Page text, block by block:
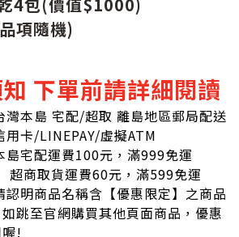
項隨機)
下單前請詳細閱讀
灣本島 宅配/超取 離島地區郵局配送
用卡/LINEPAY/虛擬ATM
島宅配運費100元，滿999免運
費60元，滿599免運
認明商品名稱含【優惠限定】之商品
跳至官網購買其他頁面商品，優惠
!